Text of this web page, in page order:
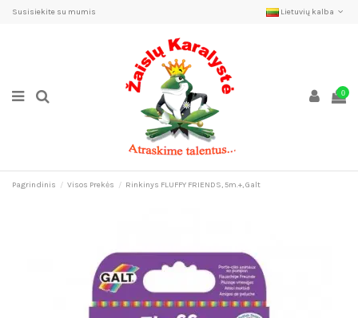
Susisiekite su mumis Lietuvių kalba
0
Pagrindinis Visos Prekės Rinkinys FLUFFY FRIENDS, 5m.+, Galt